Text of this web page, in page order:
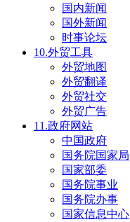
国内新闻
国外新闻
时事论坛
10.外贸工具
外贸地图
外贸翻译
外贸社交
外贸广告
11.政府网站
中国政府
国务院国家局
国家部委
国务院事业
国务院办事
国家信息中心